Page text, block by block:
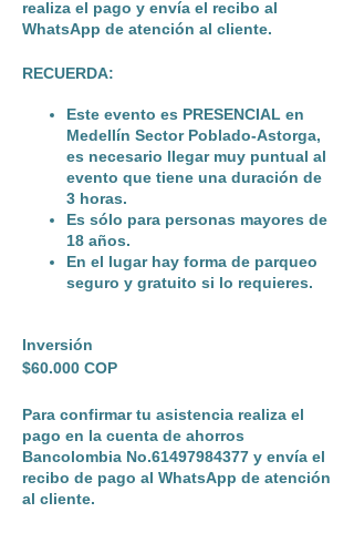
realiza el pago y envía el recibo al
WhatsApp de atención al cliente.
RECUERDA:
Este evento es PRESENCIAL en
Medellín Sector Poblado-Astorga,
es necesario llegar muy puntual al
evento que tiene una duración de
3 horas.
Es sólo para personas mayores de
18 años.
En el lugar hay forma de parqueo
seguro y gratuito si lo requieres.
Inversión
$60.000 COP
Para confirmar tu asistencia realiza el
pago en la cuenta de ahorros
Bancolombia No.61497984377 y envía el
recibo de pago al WhatsApp de atención
al cliente.